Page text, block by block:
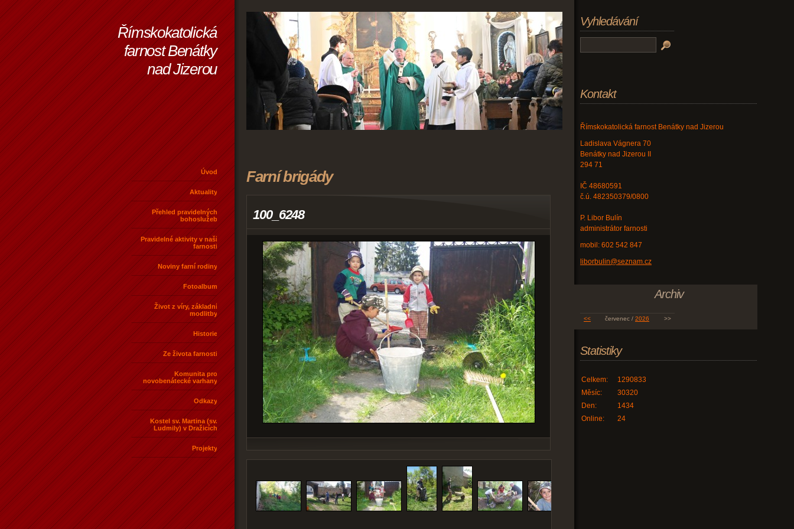
Římskokatolická
farnost Benátky
nad Jizerou
Úvod
Aktuality
Přehled pravidelných
bohoslužeb
Pravidelné aktivity v naší
farnosti
Noviny farní rodiny
Fotoalbum
Život z víry, základní
modlitby
Historie
Ze života farnosti
Komunita pro
novobenátecké varhany
Odkazy
Kostel sv. Martina (sv.
Ludmily) v Dražicích
Projekty
Farní brigády
100_6248
Vyhledávání
Kontakt
Římskokatolická farnost Benátky nad Jizerou
Ladislava Vágnera 70
Benátky nad Jizerou II
294 71
IČ 48680591
č.ú. 482350379/0800
P. Libor Bulín
administrátor farnosti
mobil: 602 542 847
liborbulin@seznam.cz
Archiv
<< červenec / 2026 >>
Statistiky
Online: 24
Celkem:
1290833
Měsíc:
30320
Den:
1434